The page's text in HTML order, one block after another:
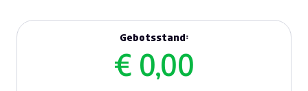
Gebotsstand:
€ 0,00